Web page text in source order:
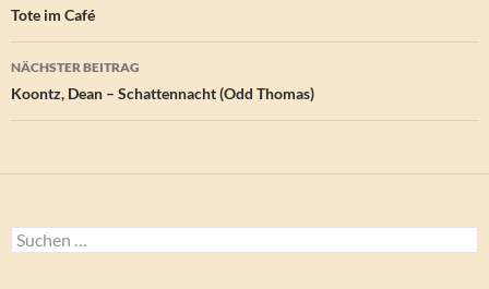
Tote im Café
NÄCHSTER BEITRAG
Koontz, Dean – Schattennacht (Odd Thomas)
Suchen
nach: